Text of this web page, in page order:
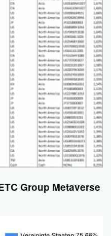
Group Metaverse